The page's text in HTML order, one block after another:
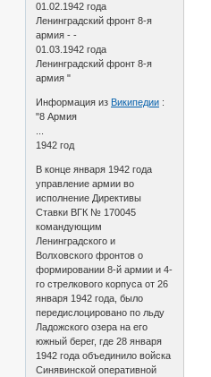
01.02.1942 года
Ленинградский фронт 8-я
армия - -
01.03.1942 года
Ленинградский фронт 8-я
армия "
Информация из Википедии :
"8 Армия
1942 год
В конце января 1942 года
управление армии во
исполнение Директивы
Ставки ВГК № 170045
командующим
Ленинградского и
Волховского фронтов о
формировании 8-й армии и 4-
го стрелкового корпуса от 26
января 1942 года, было
передислоцировано по льду
Ладожского озера на его
южный берег, где 28 января
1942 года объединило войска
Синявинской оперативной